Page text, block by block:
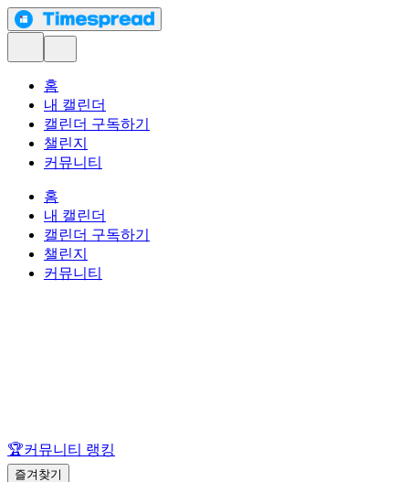
홈
내 캘린더
캘린더 구독하기
챌린지
커뮤니티
홈
내 캘린더
캘린더 구독하기
챌린지
커뮤니티
🏆커뮤니티 랭킹
즐겨찾기